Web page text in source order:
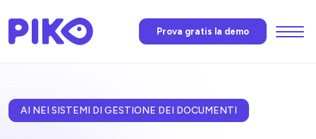
Prova gratis la demo
AI NEI SISTEMI DI GESTIONE DEI DOCUMENTI
Menu
L’AI di Piko